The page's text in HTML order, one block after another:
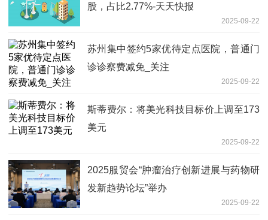
股，占比2.77%-天天快报
2025-09-22
苏州集中签约5家优待定点医院，普通门
诊诊察费减免_关注
2025-09-22
斯蒂费尔：将美光科技目标价上调至173
美元
2025-09-22
2025服贸会“肿瘤治疗创新进展与药物研
发新趋势论坛”举办
2025-09-22